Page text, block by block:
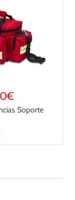
Soporte